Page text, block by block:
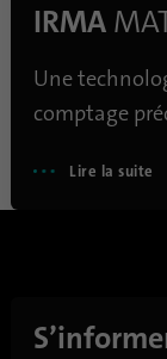
IRMA
Une
comptage
Lire la suite